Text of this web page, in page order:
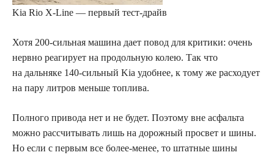
Kia Rio X-Line — первый тест-драйв
Хотя 200‑сильная машина дает повод для критики: очень
нервно реагирует на продольную колею. Так что
на дальняке 140‑сильный Kia удобнее, к тому же расходует
на пару литров меньше топлива.
Полного привода нет и не будет. Поэтому вне асфальта
можно рассчитывать лишь на дорожный просвет и шины.
Но если с первым все более-менее, то штатные шины